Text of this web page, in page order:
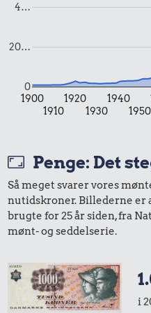
1 kg havregryn
186 kr.
3.527 kr.
Kat 1/3 kg
385 kr.
Sko
1900
1910
1920
1930
1940
1950
0
20…
4…
Penge: Det
Så meget svarer vores
nutidskroner. Billederne er
brugte for 25 år siden, fra
mønt- og seddelserie.
i